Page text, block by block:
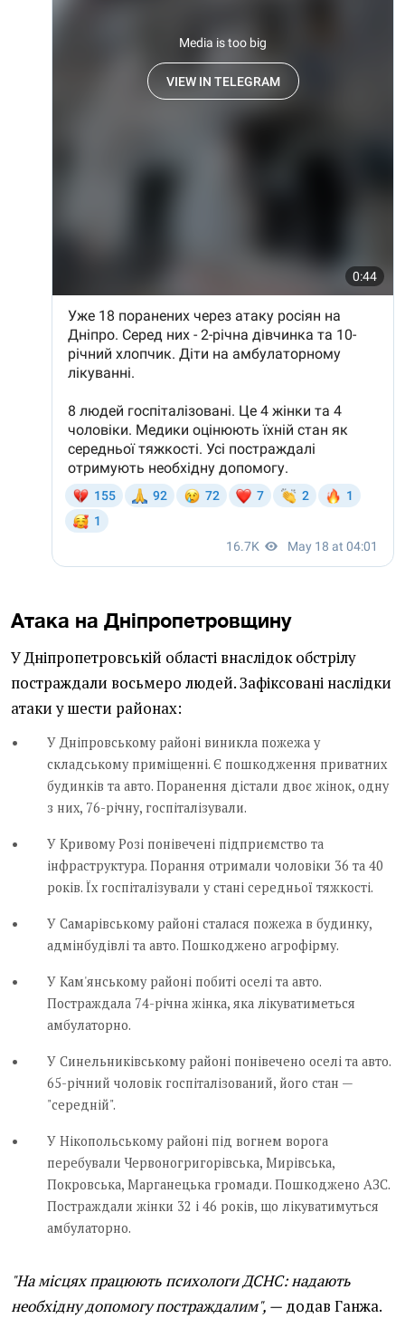
Атака на Дніпропетровщину
У Дніпропетровській області внаслідок обстрілу
постраждали восьмеро людей. Зафіксовані наслідки
атаки у шести районах:
У Дніпровському районі виникла пожежа у
складському приміщенні. Є пошкодження приватних
будинків та авто. Поранення дістали двоє жінок, одну
з них, 76-річну, госпіталізували.
У Кривому Розі понівечені підприємство та
інфраструктура. Порання отримали чоловіки 36 та 40
років. Їх госпіталізували у стані середньої тяжкості.
У Самарівському районі сталася пожежа в будинку,
адмінбудівлі та авто. Пошкоджено агрофірму.
У Кам'янському районі побиті оселі та авто.
Постраждала 74-річна жінка, яка лікуватиметься
амбулаторно.
У Синельниківському районі понівечено оселі та авто.
65-річний чоловік госпіталізований, його стан —
"середній".
У Нікопольському районі під вогнем ворога
перебували Червоногригорівська, Мирівська,
Покровська, Марганецька громади. Пошкоджено АЗС.
Постраждали жінки 32 і 46 років, що лікуватимуться
амбулаторно.
"На місцях працюють психологи ДСНС: надають
необхідну допомогу постраждалим", — додав Ганжа.